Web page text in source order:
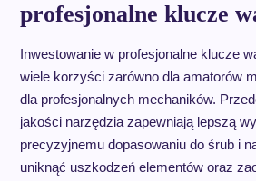
profesjonalne klucze
Inwestowanie w profesjonalne klucze
wiele korzyści zarówno dla amatorów
dla profesjonalnych mechaników.
jakości narzędzia zapewniają lepszą
precyzyjnemu dopasowaniu do śrub i
uniknąć uszkodzeń elementów oraz